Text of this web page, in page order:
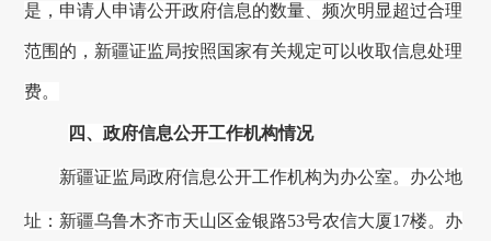
是，申请人申请公开政府信息的数量、频次明显超过合理
范围的， 新疆证监局按照国家有关规定可以收取信息处理
费。
四、政府信息公开工作机构情况
新疆证监局政府信息公开工作机构为办公室。办公地
址： 新疆乌鲁木齐市天山区金银路53号农信大厦17楼。办